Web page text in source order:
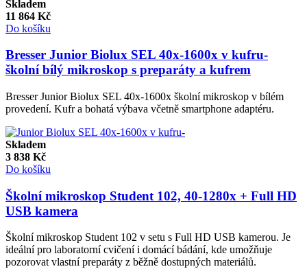
Skladem
11 864 Kč
Do košíku
Bresser Junior Biolux SEL 40x-1600x v kufru-
školní bílý mikroskop s preparáty a kufrem
Bresser Junior Biolux SEL 40x-1600x školní mikroskop v bílém
provedení. Kufr a bohatá výbava včetně smartphone adaptéru.
Skladem
3 838 Kč
Do košíku
Školní mikroskop Student 102, 40-1280x + Full HD
USB kamera
Školní mikroskop Student 102 v setu s Full HD USB kamerou. Je
ideální pro laboratorní cvičení i domácí bádání, kde umožňuje
pozorovat vlastní preparáty z běžně dostupných materiálů.